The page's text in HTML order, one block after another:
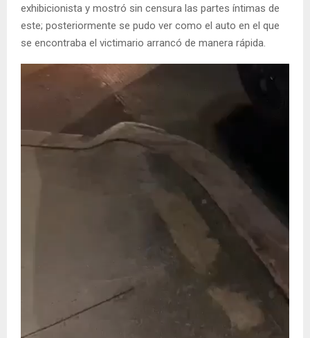
exhibicionista y mostró sin censura las partes íntimas de
este; posteriormente se pudo ver como el auto en el que
se encontraba el victimario arrancó de manera rápida.